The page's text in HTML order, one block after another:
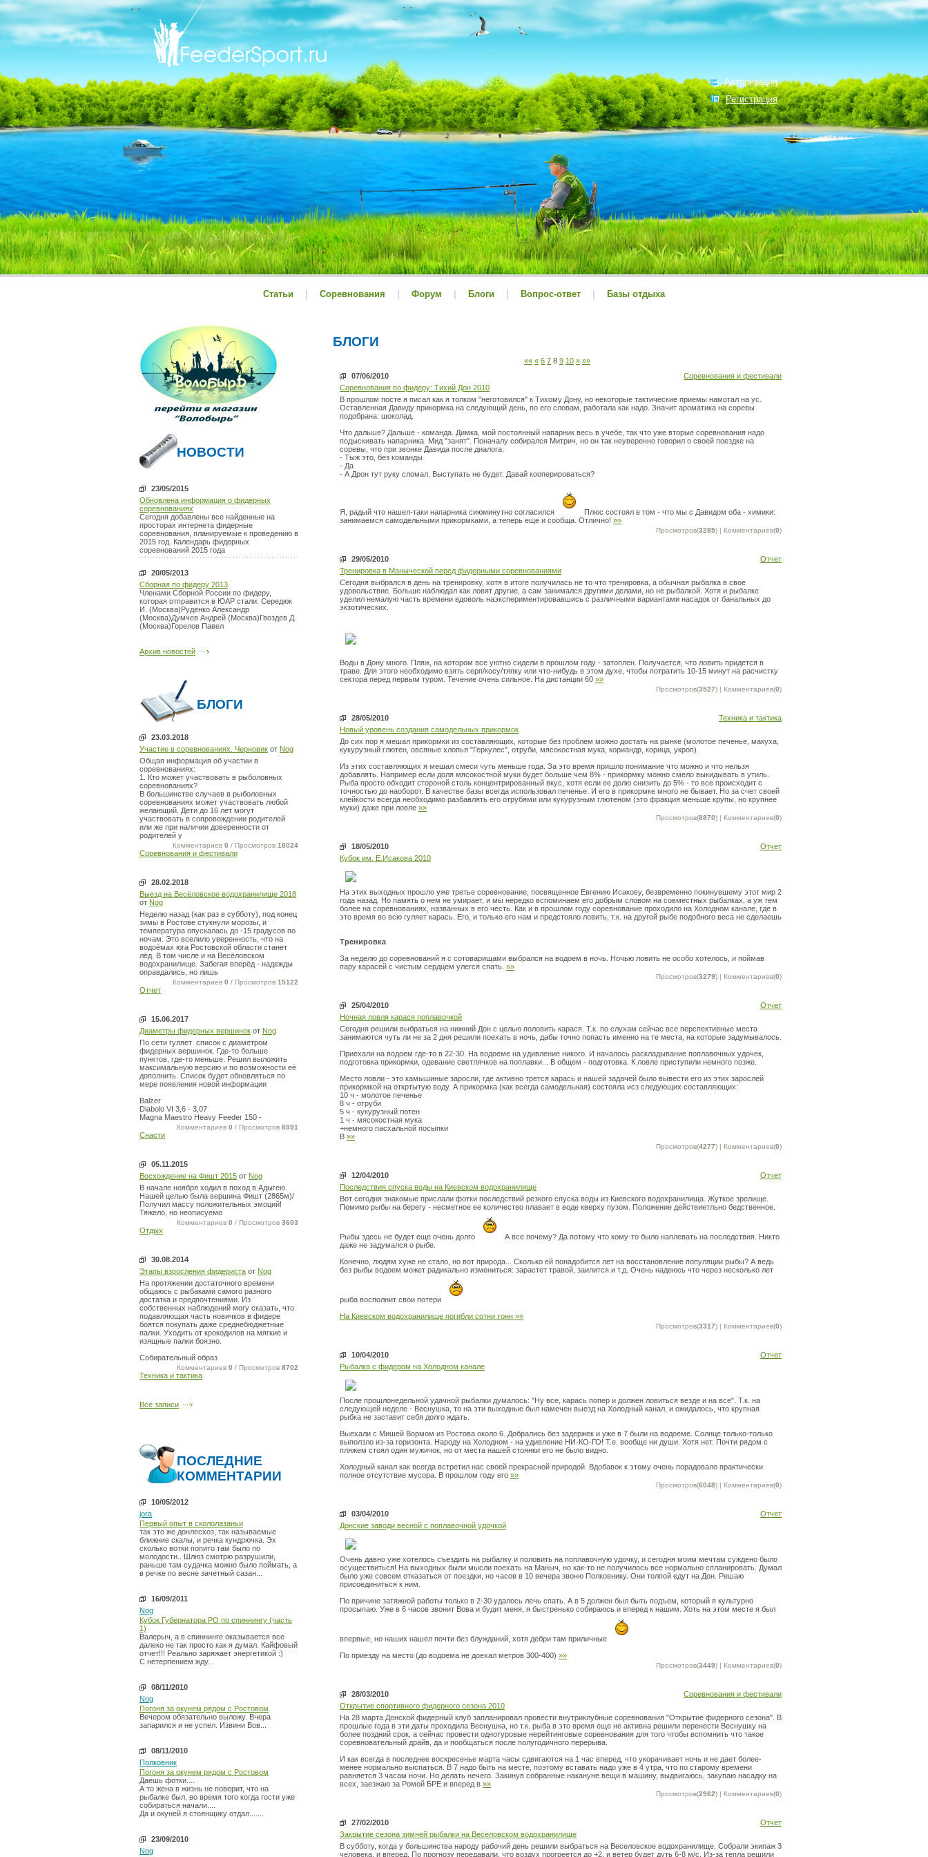
Авторизация
Регистрация
Статьи Соревнования Форум Блоги Вопрос-ответ Базы отдыха
НОВОСТИ
23/05/2015
Обновлена информация о фидерных
соревнованиях
Сегодня добавлены все найденные на
просторах интернета фидерные
соревнования, планируемые к проведению в
2015 год. Календарь фидерных
соревнований 2015 года
20/05/2013
Сборная по фидеру 2013
Членами Сборной России по фидеру,
которая отправится в ЮАР стали: Середюк
И. (Москва)Руденко Александр
(Москва)Думчев Андрей (Москва)Гвоздев Д.
(Москва)Горелов Павел
Архив новостей
БЛОГИ
23.03.2018
Участие в соревнованиях. Черновик от Nog
Общая информация об участии в
соревнованиях:
1. Кто может участвовать в рыболовных
соревнованиях?
В большинстве случаев в рыболовных
соревнованиях может участвовать любой
желающий. Дети до 16 лет могут
участвовать в сопровождении родителей
или же при наличии доверенности от
родителей у
Комментариев 0 / Просмотров 18024
Соревнования и фестивали
28.02.2018
Выезд на Весёловское водохранилище 2018
от Nog
Неделю назад (как раз в субботу), под конец
зимы в Ростове стукнули морозы, и
температура опускалась до -15 градусов по
ночам. Это вселило уверенность, что на
водоёмах юга Ростовской области станет
лёд. В том числе и на Весёловском
водохранилище. Забегая вперёд - надежды
оправдались, но лишь
Комментариев 0 / Просмотров 15122
Отчет
15.06.2017
Диаметры фидерных вершинок от Nog
По сети гуляет список с диаметром
фидерных вершинок. Где-то больше
пунктов, где-то меньше. Решил выложить
максимальную версию и по возможности её
дополнить. Список будет обновляться по
мере появления новой информации
Balzer
Diabolo VI 3,6 - 3,07
Magna Maestro Heavy Feeder 150 -
Комментариев 0 / Просмотров 8991
Снасти
05.11.2015
Восхождение на Фишт 2015 от Nog
В начале ноября ходил в поход в Адыгею.
Нашей целью была вершина Фишт (2865м)/
Получил массу положительных эмоций!
Тяжело, но неописуемо
Комментариев 0 / Просмотров 3603
Отдых
30.08.2014
Этапы взросления фидериста от Nog
На протяжении достаточного времени
общаюсь с рыбаками самого разного
достатка и предпочтениями. Из
собственных наблюдений могу сказать, что
подавляющая часть новичков в фидере
боятся покупать даже среднебюджетные
палки. Уходить от крокодилов на мягкие и
изящные палки боязно.
Собирательный образ
Комментариев 0 / Просмотров 8702
Техника и тактика
Все записи
ПОСЛЕДНИЕ
КОММЕНТАРИИ
10/05/2012
jora
Первый опыт в скололазаньи
так это же донлесхоз, так называемые
ближние скалы, и речка кундрючка. Эх
сколько вотки попито там было по
молодости.. Шлюз смотрю разрушили,
раньше там судачка можно было поймать, а
в речке по весне зачетный сазан...
16/09/2011
Nog
Кубок Губернатора РО по спиннингу (часть
1)
Валерыч, а в спиннинге оказывается все
далеко не так просто как я думал. Кайфовый
отчет!!! Реально заряжает энергетикой :)
С нетерпением жду...
08/11/2010
Nog
Погоня за окунем рядом с Ростовом
Вечером обязательно выложу. Вчера
запарился и не успел. Извини Вов...
08/11/2010
Полковник
Погоня за окунем рядом с Ростовом
Даешь фотки....
А то жена в жизнь не поверит, что на
рыбалке был, во время того когда гости уже
собираться начали....
Да и окуней я стоянщику отдал.......
23/09/2010
Nog
БЛОГИ
«« « 6 7 8 9 10 » »»
Соревнования и фестивали
07/06/2010
Соревнования по фидеру: Тихий Дон 2010
В прошлом посте я писал как я толком "неготовился" к Тихому Дону, но некоторые тактические приемы намотал на ус.
Оставленная Давиду прикормка на следующий день, по его словам, работала как надо. Значит ароматика на соревы
подобрана: шоколад.
Что дальше? Дальше - команда. Димка, мой постоянный напарник весь в учебе, так что уже вторые соревнования надо
подыскивать напарника. Мид "занят". Поначалу собирался Митрич, но он так неуверенно говорил о своей поездке на
соревы, что при звонке Давида после диалога:
- Тыж это, без команды
- Да
- А Дрон тут руку сломал. Выступать не будет. Давай кооперироваться?
Я, радый что нашел-таки напарника сиюминутно согласился
Плюс состоял в том - что мы с Давидом оба - химики:
занимаемся самодельными прикормками, а теперь еще и сообща. Отлично! »»
Просмотров(3285) | Комментариев(0)
Отчет
29/05/2010
Тренировка в Маныческой перед фидерными соревнованиями
Сегодня выбрался в день на тренировку, хотя в итоге получилась не то что тренировка, а обычная рыбалка в свое
удовольствие. Больше наблюдал как ловят другие, а сам занимался другими делами, но не рыбалкой. Хотя и рыбалке
уделил немалую часть времени вдоволь наэкспериментировавшись с различными вариантами насадок от банальных до
экзотических.
Воды в Дону много. Пляж, на котором все уютно сидели в прошлом году - затоплен. Получается, что ловить придется в
траве. Для этого необходимо взять серп/косу/тяпку или что-нибудь в этом духе, чтобы потратить 10-15 минут на расчистку
сектора перед первым туром. Течение очень сильное. На дистанции 60 »»
Просмотров(3527) | Комментариев(0)
Техника и тактика
28/05/2010
Новый уровень создания самодельных прикормок
До сих пор я мешал прикормки из составляющих, которые без проблем можно достать на рынке (молотое печенье, макуха,
кукурузный глютен, овсяные хлопья "Геркулес", отруби, мясокостная мука, кориандр, корица, укроп).
Из этих составляющих я мешал смеси чуть меньше года. За это время пришло понимание что можно и что нельзя
добавлять. Например если доля мясокостной муки будет больше чем 8% - прикормку можно смело выкидывать в утиль.
Рыба просто обходит стороной столь концентрированный вкус, хотя если ее долю снизить до 5% - то все происходит с
точностью до наоборот. В качестве базы всегда использовал печенье. И его в прикормке много не бывает. Но за счет своей
клейкости всегда необходимо разбавлять его отрубями или кукурузным глютеном (это фракция меньше крупы, но крупнее
муки) даже при ловле »»
Просмотров(8870) | Комментариев(0)
Отчет
18/05/2010
Кубок им. Е.Исакова 2010
На этих выходных прошло уже третье соревнование, посвященное Евгению Исакову, безвременно покинувшему этот мир 2
года назад. Но память о нем не умирает, и мы нередко вспоминаем его добрым словом на совместных рыбалках, а уж тем
более на соревнованиях, названных в его честь. Как и в прошлом году соревнование проходило на Холодном канале, где в
это время во всю гуляет карась. Его, и только его нам и предстояло ловить, т.к. на другой рыбе подобного веса не сделаешь
Тренировка
За неделю до соревнований я с сотоварищами выбрался на водоем в ночь. Ночью ловить не особо хотелось, и поймав
пару карасей с чистым сердцем улегся спать. »»
Просмотров(3279) | Комментариев(0)
Отчет
25/04/2010
Ночная ловля карася поплавочкой
Сегодня решили выбраться на нижний Дон с целью половить карася. Т.к. по слухам сейчас все перспективные места
занимаются чуть ли не за 2 дня решили поехать в ночь, дабы точно попасть именно на те места, на которые задумывалось.
Приехали на водоем где-то в 22-30. На водоеме на удивление никого. И началось раскладывание поплавочных удочек,
подготовка прикормки, одевание светлячков на поплавки... В общем - подготовка. К ловле приступили немного позже.
Место ловли - это камышиные заросли, где активно трется карась и нашей задачей было вывести его из этих зарослей
прикормкой на откртытую воду. А прикормка (как всегда самодельная) состояла исз следующих составляющих:
10 ч - молотое печенье
8 ч - отруби
5 ч - кукурузный гютен
1 ч - мясокостная мука
+немного пасхальной посыпки
В »»
Просмотров(4277) | Комментариев(0)
Отчет
12/04/2010
Последствия спуска воды на Киевском водохранилище
Вот сегодня знакомые прислали фотки последствий резкого спуска воды из Киевского водохранилища. Жуткое зрелище.
Помимо рыбы на берегу - несметное ее количество плавает в воде кверху пузом. Положение действиетльно бедственное.
Рыбы здесь не будет еще очень долго
А все почему? Да потому что кому-то было наплевать на последствия. Никто
даже не задумался о рыбе.
Конечно, людям хуже не стало, но вот природа... Сколько ей понадобится лет на восстановление популяции рыбы? А ведь
без рыбы водоем может радикально измениться: зарастет травой, заилится и т.д. Очень надеюсь что через несколько лет
рыба восполнит свои потери
На Киевском водохранилище погибли сотни тонн »»
Просмотров(3317) | Комментариев(0)
Отчет
10/04/2010
Рыбалка с фидером на Холодном канале
После прошлонедельной удачной рыбалки думалось: "Ну все, карась попер и должен ловиться везде и на все". Т.к. на
следующей неделе - Веснушка, то на эти выходные был намечен выезд на Холодный канал, и ожидалось, что крупная
рыбка не заставит себя долго ждать.
Выехали с Мишей Вормом из Ростова около 6. Добрались без задержек и уже в 7 были на водоеме. Солнце только-только
выползло из-за горизонта. Народу на Холодном - на удивление НИ-КО-ГО! Т.е. вообще ни души. Хотя нет. Почти рядом с
пляжем стоял один мужичок, но от места нашей стоянки его не было видно.
Холодный канал как всегда встретил нас своей прекрасной природой. Вдобавок к этому очень порадовало практически
полное отсутствие мусора. В прошлом году его »»
Просмотров(6048) | Комментариев(0)
Отчет
03/04/2010
Донские заводи весной с поплавочной удочкой
Очень давно уже хотелось съездить на рыбалку и половить на поплавочную удочку, и сегодня моим мечтам суждено было
осуществиться! На выходных были мысли поехать на Маныч, но как-то не получилось все нормально спланировать. Думал
было уже совсем отказаться от поездки, но часов в 10 вечера звоню Полковнику. Они толпой едут на Дон. Решаю
присоединиться к ним.
По причине затяжной работы только в 2-30 удалось лечь спать. А в 5 должен был быть подъем, который я культурно
просыпаю. Уже в 6 часов звонит Вова и будит меня, я быстренько собираюсь и вперед к нашим. Хоть на этом месте я был
впервые, но наших нашел почти без блужданий, хотя дебри там приличные
По приезду на место (до водоема не доехал метров 300-400) »»
Просмотров(3449) | Комментариев(0)
Соревнования и фестивали
28/03/2010
Открытие спортивного фидерного сезона 2010
На 28 марта Донской фидерный клуб запланировал провести внутриклубные соревнования "Открытие фидерного сезона". В
прошлые года в эти даты проходила Веснушка, но т.к. рыба в это время еще не активна решили перенести Веснушку на
более поздний срок, а сейчас провести однотуровые нерейтинговые соревнования для того чтобы вспомнить что такое
соревновательный драйв, да и пообщаться после полугодичного перерыва.
И как всегда в последнее воскресенье марта часы сдвигаются на 1 час вперед, что укорачивает ночь и не дает более-
менее нормально выспаться. В 7 надо быть на месте, поэтому вставать надо уже в 4 утра, что по старому времени
равняется 3 часам ночи. Но делать нечего. Закинув собранные накануне вещи в машину, выдвигаюсь, закупаю насадку на
всех, заезжаю за Ромой БРЕ и вперед в »»
Просмотров(2962) | Комментариев(0)
Отчет
27/02/2010
Закрытие сезона зимней рыбалки на Веселовском водохранилище
В субботу, когда у большинства народу рабочий день решили выбраться на Веселовское водохранилище. Собрали экипаж 3
человека, и вперед. По прогнозу передавали, что воздух прогреется до +2, и ветер будет дуть 6-8 м/с. Из-за тепла решили